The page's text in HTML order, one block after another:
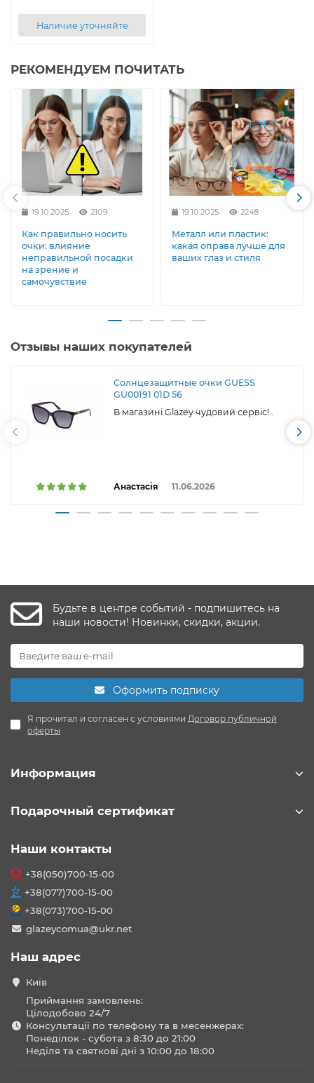
Наличие уточняйте
РЕКОМЕНДУЕМ ПОЧИТАТЬ
19.10.2025 2109
Как правильно носить
очки: влияние
неправильной посадки
на зрение и
самочувствие
19.10.2025 2248
Металл или пластик:
какая оправа лучше для
ваших глаз и стиля
Отзывы наших покупателей
Солнцезащитные очки GUESS
GU00191 01D 56
В магазині Glazey чудовий сервіс!..
Анастасія 11.06.2026
Будьте в центре событий - подпишитесь на
наши новости! Новинки, скидки, акции.
Оформить подписку
Я прочитал и согласен с условиями Договор публичной
оферты
Информация
Подарочный сертификат
Наши контакты
+38(050)700-15-00
+38(077)700-15-00
+38(073)700-15-00
glazeycomua@ukr.net
Наш адрес
Київ
Приймання замовлень:
Цілодобово 24/7
Консультації по телефону та в месенжерах:
Понеділок - субота з 8:30 до 21:00
Неділя та святкові дні з 10:00 до 18:00